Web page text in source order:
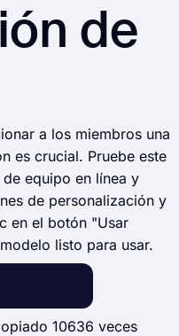
de
a los miembros una
es crucial. Pruebe este
equipo en línea y
de personalización y
en el botón "Usar
listo para usar.
10636 veces